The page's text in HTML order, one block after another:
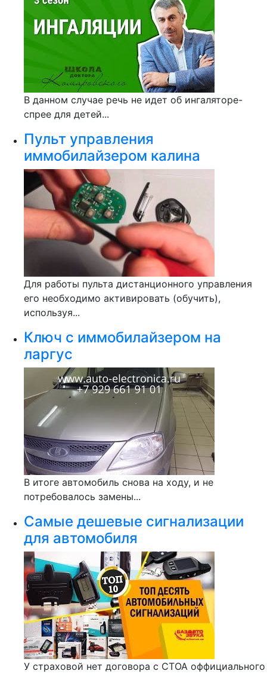
В данном случае речь не идет об ингаляторе-
спрее для детей...
Пульт управления
иммобилайзером калина
Для работы пульта дистанционного управления
его необходимо активировать (обучить),
используя...
Ключ с иммобилайзером на
ларгус
В итоге автомобиль снова на ходу, и не
потребовалось замены...
Самые дешевые сигнализации
для автомобиля
У страховой нет договора с СТОА оффициального